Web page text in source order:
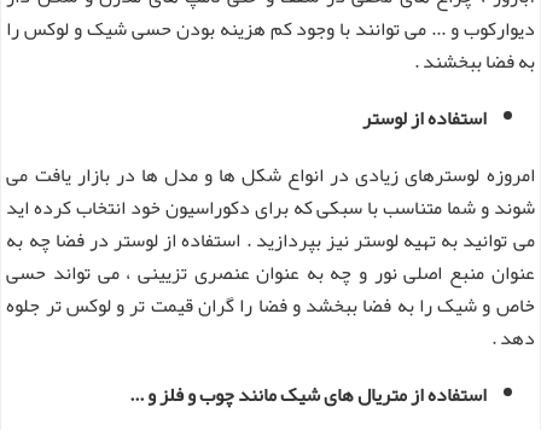
دیوارکوب و ... می توانند با وجود کم هزینه بودن حسی شیک و لوکس را
به فضا ببخشند .
استفاده از لوستر
امروزه لوسترهای زیادی در انواع شکل ها و مدل ها در بازار یافت می
شوند و شما متناسب با سبکی که برای دکوراسیون خود انتخاب کرده اید
می توانید به تهیه لوستر نیز بپردازید . استفاده از لوستر در فضا چه به
عنوان منبع اصلی نور و چه به عنوان عنصری تزیینی ، می تواند حسی
خاص و شیک را به فضا ببخشد و فضا را گران قیمت تر و لوکس تر جلوه
دهد .
استفاده از متریال های شیک مانند چوب و فلز و ...